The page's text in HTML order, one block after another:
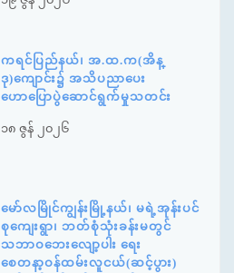
ကရင်ပြည်နယ်၊ အ.ထ.က(အိန္
ဒု)ကျောင်း၌ အသိပညာပေး
ဟောပြောပွဲဆောင်ရွက်မှုသတင်း
၁၈ ဇွန် ၂၀၂၆
မော်လမြိုင်ကျွန်းမြို့နယ်၊ မရဲ့အုန်းပင်
စုကျေးရွာ၊ ဘတ်စုံသုံးခန်းမတွင်
သဘာဝဘေးလျော့ပါး ရေး
စေတနာ့ဝန်ထမ်းလူငယ်(ဆင့်ပွား)